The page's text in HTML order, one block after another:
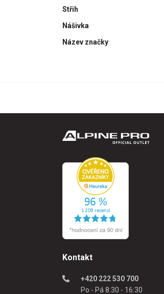
Střih
Nášivka
Název značky
Kontakt
+420 222 530 700
Po - Pá 8:30 - 16:30